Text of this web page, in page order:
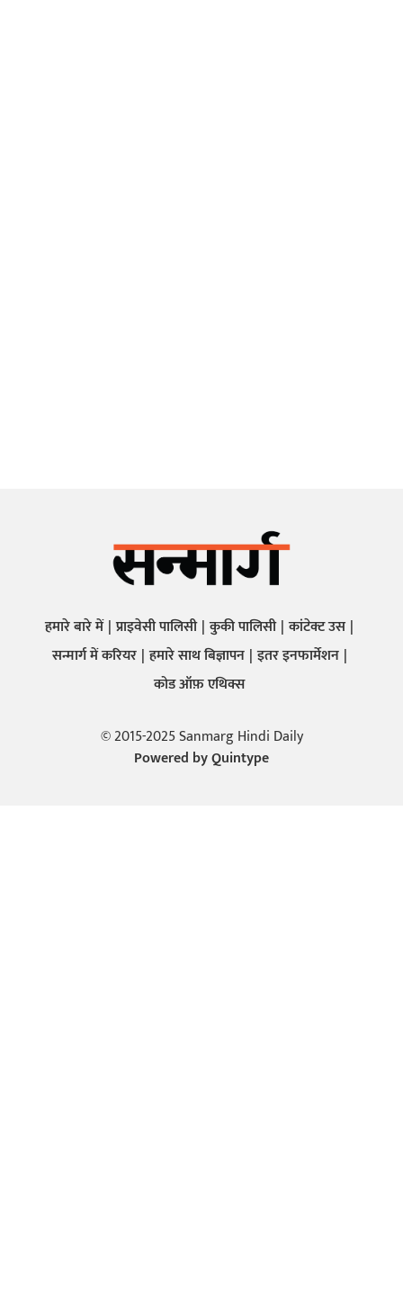
हमारे बारे में प्राइवेसी पालिसी कुकी पालिसी कांटेक्ट उस
सन्मार्ग में करियर हमारे साथ बिज्ञापन इतर इनफार्मेशन
कोड ऑफ़ एथिक्स
© 2015-2025 Sanmarg Hindi Daily
Powered byQuintype